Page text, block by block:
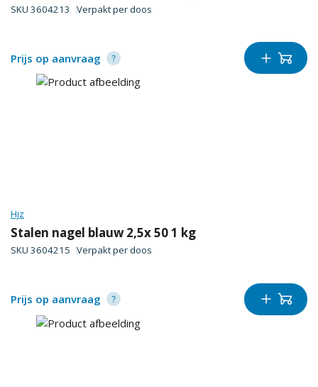
SKU 3604213 Verpakt perdoos
Prijs op aanvraag
Hjz
Stalen nagel blauw 2,5x 50 1 kg
SKU 3604215 Verpakt perdoos
Prijs op aanvraag